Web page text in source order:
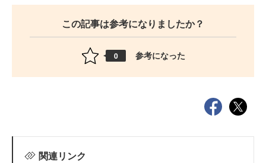
この記事は参考になりましたか？
0 参考になった
関連リンク